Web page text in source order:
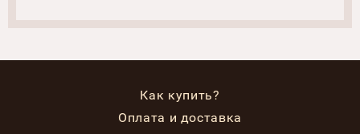
Как купить?
Оплата и доставка